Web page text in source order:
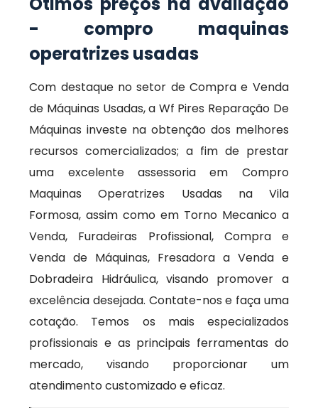
- compro maquinas
operatrizes usadas
Com destaque no setor de Compra e Venda
de Máquinas Usadas, a Wf Pires Reparação De
Máquinas investe na obtenção dos melhores
recursos comercializados; a fim de prestar
uma excelente assessoria em Compro
Maquinas Operatrizes Usadas na Vila
Formosa, assim como em Torno Mecanico a
Venda, Furadeiras Profissional, Compra e
Venda de Máquinas, Fresadora a Venda e
Dobradeira Hidráulica, visando promover a
excelência desejada. Contate-nos e faça uma
cotação. Temos os mais especializados
profissionais e as principais ferramentas do
mercado, visando proporcionar um
atendimento customizado e eficaz.